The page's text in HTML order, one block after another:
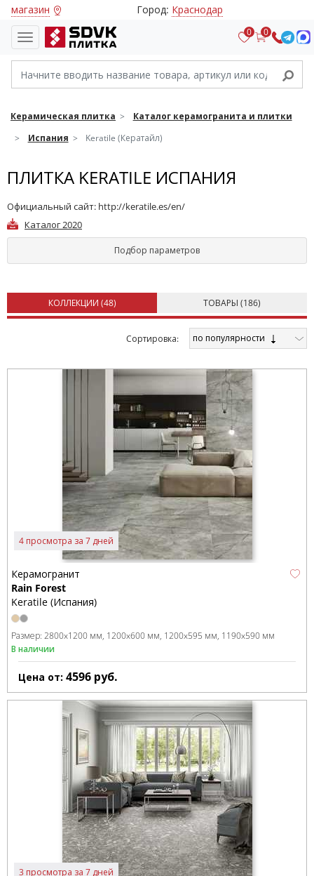
магазин Город: Краснодар
0 0
Керамическая плитка
Каталог керамогранита и плитки
Испания
Keratile (Кератайл)
ПЛИТКА KERATILE ИСПАНИЯ
Официальный сайт: http://keratile.es/en/
Каталог 2020
Подбор параметров
КОЛЛЕКЦИИ (48) ТОВАРЫ (186)
Cортировка: по популярности
4 просмотра за 7 дней
Керамогранит
Rain Forest
Keratile (Испания)
Размер: 2800x1200 мм 1200x600 мм 1200x595 мм 1190x590 мм
В наличии
Цена от: 4596 руб.
3 просмотра за 7 дней